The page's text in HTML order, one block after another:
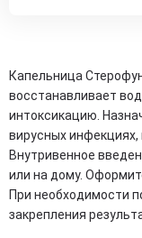
Капельница
восстанавливает
интоксикацию.
вирусных инфекциях,
Внутривенное
или на дому.
При необходимости
закрепления